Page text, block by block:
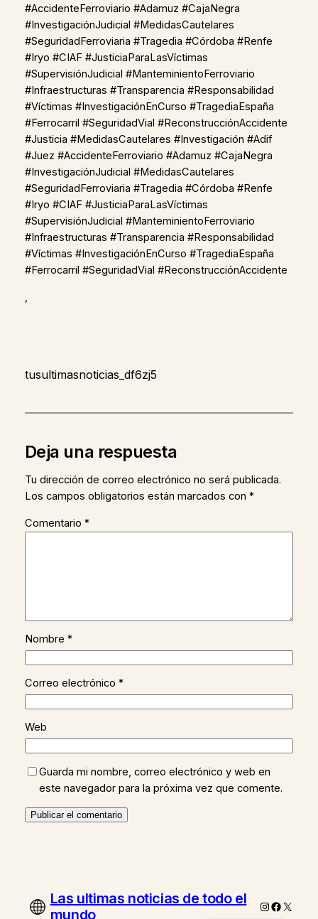
#AccidenteFerroviario #Adamuz #CajaNegra
#InvestigaciónJudicial #MedidasCautelares
#SeguridadFerroviaria #Tragedia #Córdoba #Renfe
#Iryo #CIAF #JusticiaParaLasVíctimas
#SupervisiónJudicial #ManteminientoFerroviario
#Infraestructuras #Transparencia #Responsabilidad
#Víctimas #InvestigaciónEnCurso #TragediaEspaña
#Ferrocarril #SeguridadVial #ReconstrucciónAccidente
#Justicia #MedidasCautelares #Investigación #Adif
#Juez #AccidenteFerroviario #Adamuz #CajaNegra
#InvestigaciónJudicial #MedidasCautelares
#SeguridadFerroviaria #Tragedia #Córdoba #Renfe
#Iryo #CIAF #JusticiaParaLasVíctimas
#SupervisiónJudicial #ManteminientoFerroviario
#Infraestructuras #Transparencia #Responsabilidad
#Víctimas #InvestigaciónEnCurso #TragediaEspaña
#Ferrocarril #SeguridadVial #ReconstrucciónAccidente
,
tusultimasnoticias_df6zj5
Deja una respuesta
Tu dirección de correo electrónico no será publicada.
Los campos obligatorios están marcados con *
Comentario *
Nombre *
Correo electrónico *
Web
Guarda mi nombre, correo electrónico y web en
este navegador para la próxima vez que comente.
Las ultimas noticias de todo el
mundo
Instagram
X